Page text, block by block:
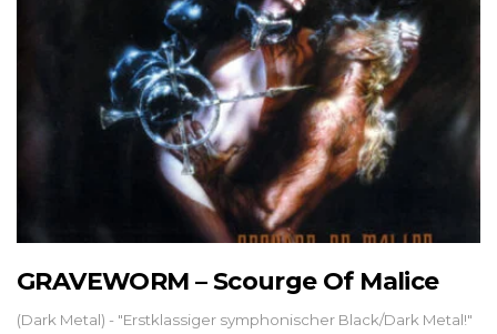
GRAVEWORM – Scourge Of Malice
(Dark Metal) - "Erstklassiger symphonischer Black/Dark Metal!"